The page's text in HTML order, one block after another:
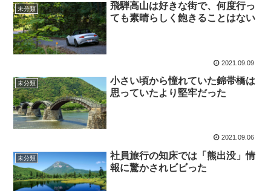
未分類
飛騨高山は好きな街で、何度行っ
ても素晴らしく飽きることはない
2021.09.09
未分類
小さい頃から憧れていた錦帯橋は
思っていたより堅牢だった
2021.09.06
未分類
社員旅行の知床では「熊出没」情
報に驚かされビビった